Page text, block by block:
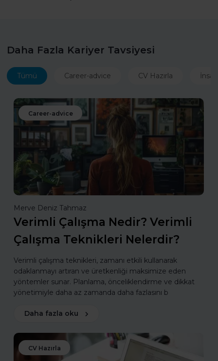
Daha Fazla Kariyer Tavsiyesi
Tümü Career-advice CV Hazırla
Career-advice
Merve Deniz Tahmaz
Verimli Çalışma Nedir? Verimli
Çalışma Teknikleri Nelerdir?
Verimli çalışma teknikleri, zamanı etkili kullanarak
odaklanmayı artıran ve üretkenliği maksimize eden
yöntemler sunar. Planlama, önceliklendirme ve dikkat
yönetimiyle daha az zamanda daha fazlasını b
Daha fazla oku
CV Hazırla